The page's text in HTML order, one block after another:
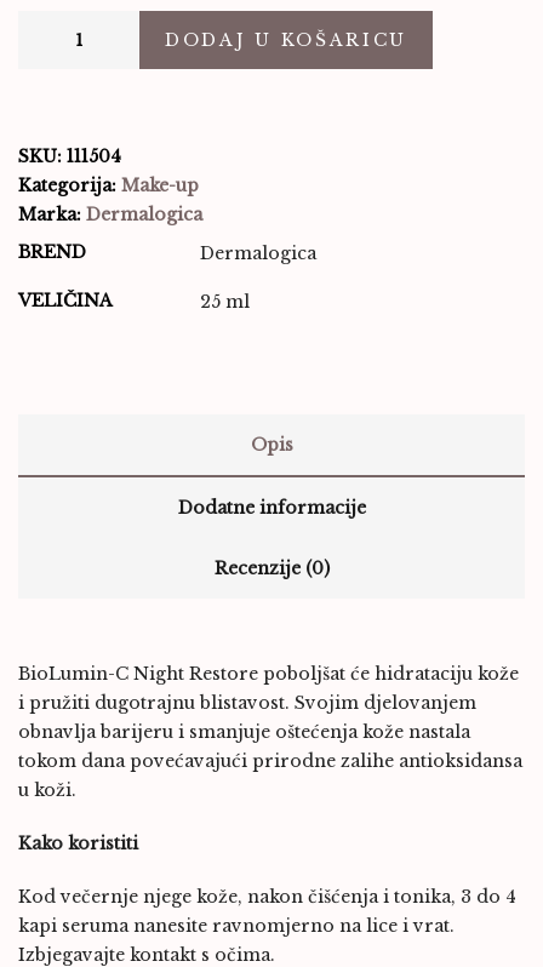
DODAJ U KOŠARICU
SKU: 111504
Kategorija: Make-up
Marka: Dermalogica
BREND
Dermalogica
VELIČINA 25 ml
Opis
Dodatne informacije
Recenzije (0)
BioLumin-C Night Restore poboljšat će hidrataciju kože
i pružiti dugotrajnu blistavost. Svojim djelovanjem
obnavlja barijeru i smanjuje oštećenja kože nastala
tokom dana povećavajući prirodne zalihe antioksidansa
u koži.
Kako koristiti
Kod večernje njege kože, nakon čišćenja i tonika, 3 do 4
kapi seruma nanesite ravnomjerno na lice i vrat.
Izbjegavajte kontakt s očima.